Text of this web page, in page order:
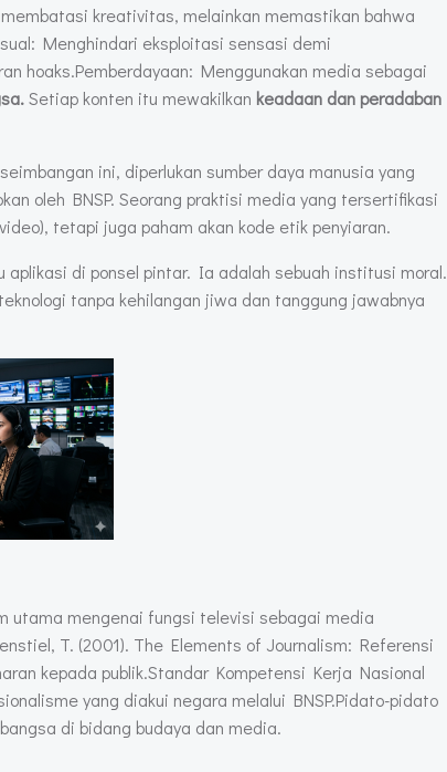
kreativitas, melainkan memastikan bahwa
Menghindari eksploitasi sensasi demi
hoaks.Pemberdayaan: Menggunakan media sebagai
Setiap konten itu mewakilkan keadaan dan peradaban
ini, diperlukan sumber daya manusia yang
oleh BNSP. Seorang praktisi media yang tersertifikasi
tetapi juga paham akan kode etik penyiaran.
di ponsel pintar. Ia adalah sebuah institusi moral.
tanpa kehilangan jiwa dan tanggung jawabnya
utama mengenai fungsi televisi sebagai media
T. (2001). The Elements of Journalism: Referensi
kepada publik.Standar Kompetensi Kerja Nasional
yang diakui negara melalui BNSP.Pidato-pidato
di bidang budaya dan media.